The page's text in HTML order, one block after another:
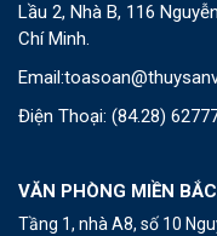
Lầu 2, Nhà B, 116
Chí Minh.
Email:
Điện Thoại: (84.28)
VĂN PHÒNG MIỀN BẮC
Tầng 1, nhà A8, số 10